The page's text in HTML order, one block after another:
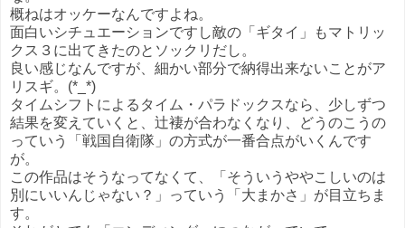
概ねはオッケーなんですよね。
面白いシチュエーションですし敵の「ギタイ」もマトリッ
クス３に出てきたのとソックリだし。
良い感じなんですが、細かい部分で納得出来ないことがア
リスギ。(*_*)
タイムシフトによるタイム・パラドックスなら、少しずつ
結果を変えていくと、辻褄が合わなくなり、どうのこうの
っていう「戦国自衛隊」の方式が一番合点がいくんです
が。
この作品はそうなってなくて、「そういうややこしいのは
別にいいんじゃない？」っていう「大まかさ」が目立ちま
す。